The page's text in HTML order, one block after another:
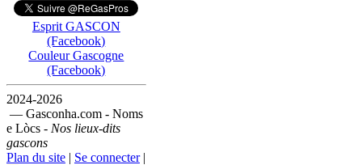
Esprit GASCON
(Facebook)
Couleur Gascogne
(Facebook)
2024-2026
— Gasconha.com - Noms
e Lòcs - Nos lieux-dits
gascons
Plan du site | Se connecter|